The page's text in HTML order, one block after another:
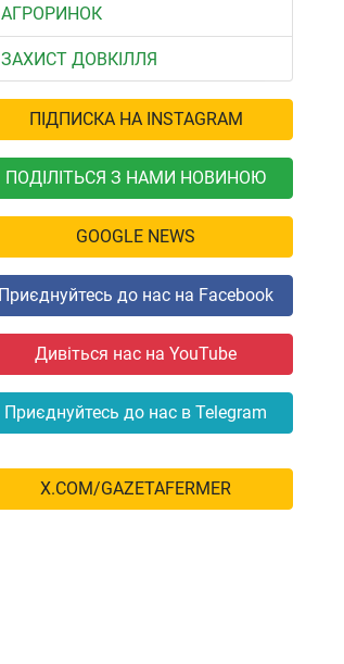
АГРОРИНОК
ЗАХИСТ ДОВКІЛЛЯ
ПІДПИСКА НА INSTAGRAM
ПОДІЛІТЬСЯ З НАМИ НОВИНОЮ
GOOGLE NEWS
Приєднуйтесь до нас на Facebook
Дивіться нас на YouTube
Приєднуйтесь до нас в Telegram
X.COM/GAZETAFERMER